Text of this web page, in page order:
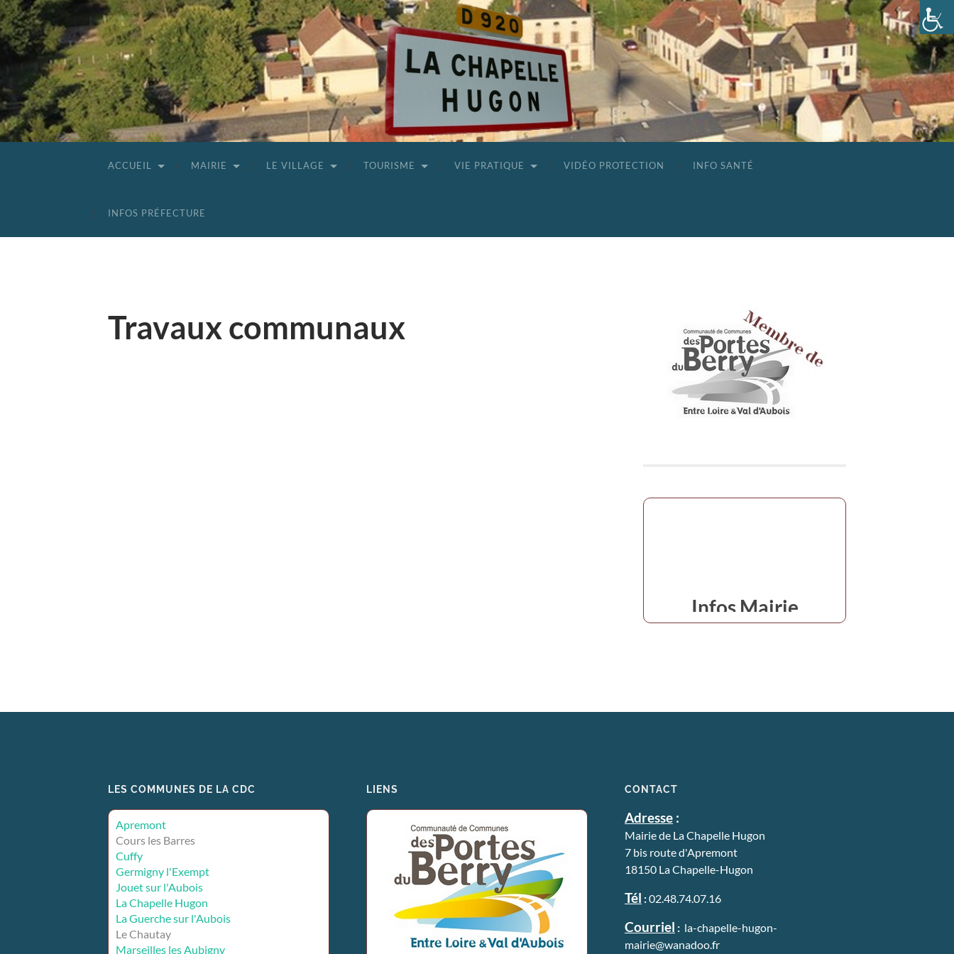
ACCUEIL MAIRIE LE VILLAGE TOURISME VIE PRATIQUE VIDÉO PROTECTION INFO SANTÉ
INFOS PRÉFECTURE
Travaux communaux
06 88 77 28 70
LES COMMUNES DE LA CDC
Apremont
Cours les Barres
Cuffy
Germigny l'Exempt
Jouet sur l'Aubois
La Chapelle Hugon
La Guerche sur l'Aubois
Le Chautay
Marseilles les Aubigny
LIENS CONTACT
Adresse :
Mairie de La Chapelle Hugon
7 bis route d'Apremont
18150 La Chapelle-Hugon
Tél :02.48.74.07.16
Courriel : la-chapelle-hugon-
mairie@wanadoo.fr